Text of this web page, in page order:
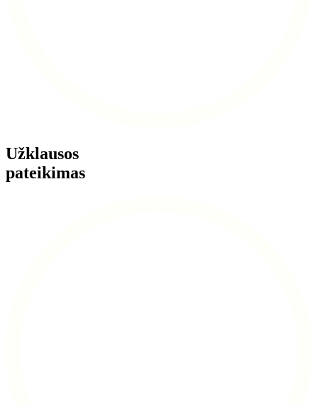
Užklausos
pateikimas